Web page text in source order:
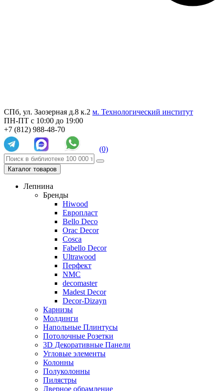
СПб, ул. Заозерная д.8 к.2 м. Технологический институт
ПН-ПТ с 10:00 до 19:00
+7 (812) 988-48-70
(0)
Каталог товаров
Лепнина
Бренды
Hiwood
Европласт
Bello Deco
Orac Decor
Cosca
Fabello Decor
Ultrawood
Перфект
NMC
decomaster
Madest Decor
Decor-Dizayn
Карнизы
Молдинги
Напольные Плинтусы
Потолочные Розетки
3D Декоративные Панели
Угловые элементы
Колонны
Полуколонны
Пилястры
Дверное обрамление